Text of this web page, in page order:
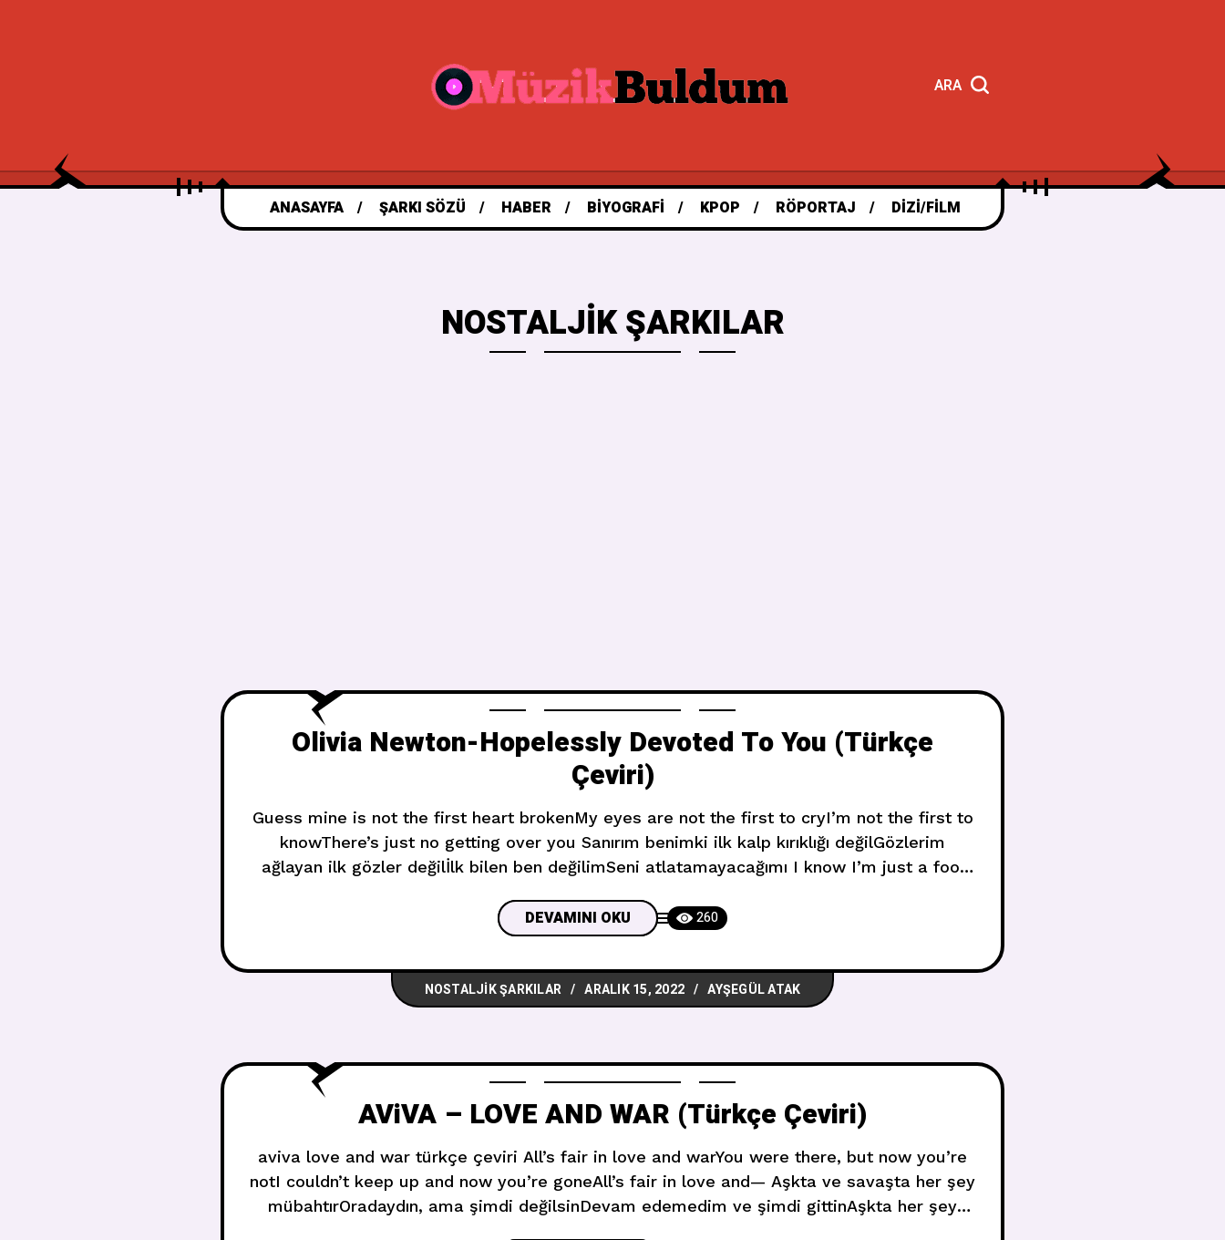
ARA
ANASAYFA ŞARKI SÖZÜ HABER BIYOGRAFI KPOP RÖPORTAJ DIZI/FILM
NOSTALJIK ŞARKILAR
Olivia Newton-Hopelessly Devoted To You (Türkçe
Çeviri)
Guess mine is not the first heart brokenMy eyes are not the first to cryI’m not the first to
knowThere’s just no getting over you Sanırım benimki ilk kalp kırıklığı değilGözlerim
ağlayan ilk gözler değilİlk bilen ben değilimSeni atlatamayacağımı I know I’m just a fool
DEVAMINI OKU 260
NOSTALJIK ŞARKILAR ARALIK 15, 2022 AYŞEGÜL ATAK
AViVA – LOVE AND WAR (Türkçe Çeviri)
aviva love and war türkçe çeviri All’s fair in love and warYou were there, but now you’re
notI couldn’t keep up and now you’re goneAll’s fair in love and— Aşkta ve savaşta her şey
mübahtırOradaydın, ama şimdi değilsinDevam edemedim ve şimdi gittinAşkta her şey